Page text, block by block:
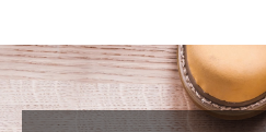
Mån - Fre 07.00-